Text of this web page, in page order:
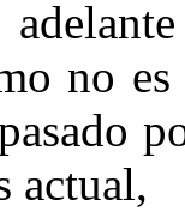
no
actual,